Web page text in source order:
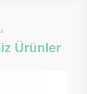
Ürünler